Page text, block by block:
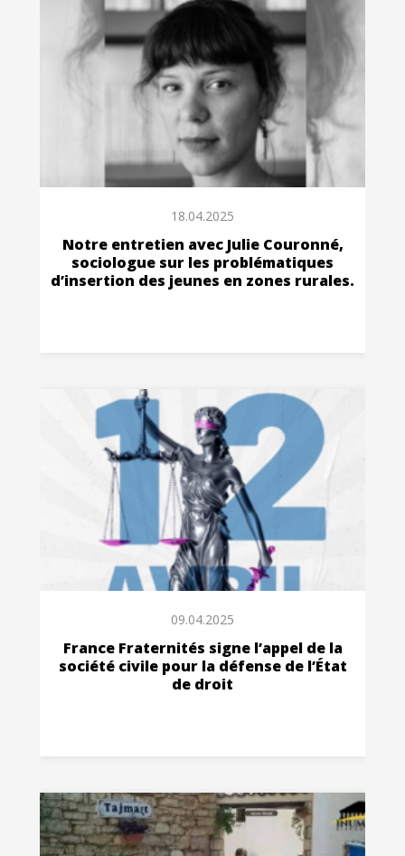
18.04.2025
Notre entretien avec Julie Couronné,
sociologue sur les problématiques
d’insertion des jeunes en zones rurales.
09.04.2025
France Fraternités signe l’appel de la
société civile pour la défense de l’État
de droit